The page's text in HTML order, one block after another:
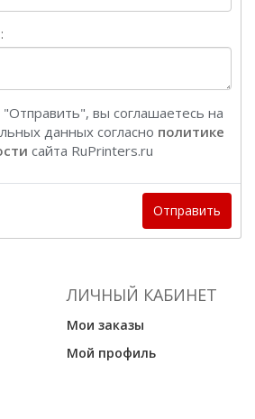
вы соглашаетесь на
данных согласно политике
сайта RuPrinters.ru
Отправить
ЛИЧНЫЙ КАБИНЕТ
Мои заказы
Мой профиль